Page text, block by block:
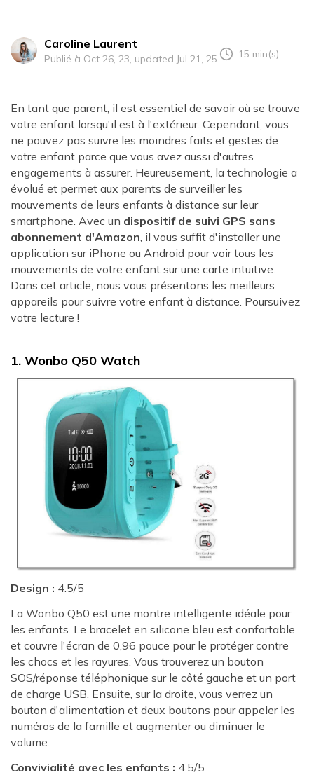
Caroline Laurent
Publié à Oct 26, 23, updated Jul 21, 25 15 min(s)
En tant que parent, il est essentiel de savoir où se trouve
votre enfant lorsqu'il est à l'extérieur. Cependant, vous
ne pouvez pas suivre les moindres faits et gestes de
votre enfant parce que vous avez aussi d'autres
engagements à assurer. Heureusement, la technologie a
évolué et permet aux parents de surveiller les
mouvements de leurs enfants à distance sur leur
smartphone. Avec un dispositif de suivi GPS sans
abonnement d'Amazon , il vous suffit d'installer une
application sur iPhone ou Android pour voir tous les
mouvements de votre enfant sur une carte intuitive.
Dans cet article, nous vous présentons les meilleurs
appareils pour suivre votre enfant à distance. Poursuivez
votre lecture !
1. Wonbo Q50 Watch
Design : 4.5/5
La Wonbo Q50 est une montre intelligente idéale pour
les enfants. Le bracelet en silicone bleu est confortable
et couvre l'écran de 0,96 pouce pour le protéger contre
les chocs et les rayures. Vous trouverez un bouton
SOS/réponse téléphonique sur le côté gauche et un port
de charge USB. Ensuite, sur la droite, vous verrez un
bouton d'alimentation et deux boutons pour appeler les
numéros de la famille et augmenter ou diminuer le
volume.
Convivialité avec les enfants : 4.5/5